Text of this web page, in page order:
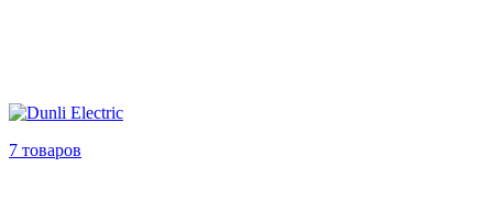
7 товаров